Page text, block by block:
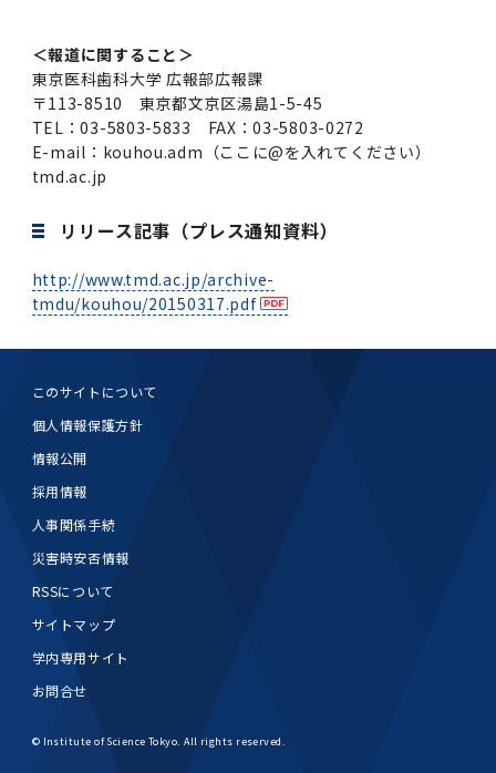
＜報道に関すること＞
東京医科歯科大学 広報部広報課
〒113-8510 東京都文京区湯島1-5-45
TEL：03-5803-5833 FAX：03-5803-0272
E-mail：kouhou.adm（ここに@を入れてください）
tmd.ac.jp
リリース記事（プレス通知資料）
http://www.tmd.ac.jp/archive-
tmdu/kouhou/20150317.pdf
このサイトについて
個人情報保護方針
情報公開
採用情報
人事関係手続
災害時安否情報
RSSについて
サイトマップ
学内専用サイト
お問合せ
© Institute of Science Tokyo. All rights reserved.